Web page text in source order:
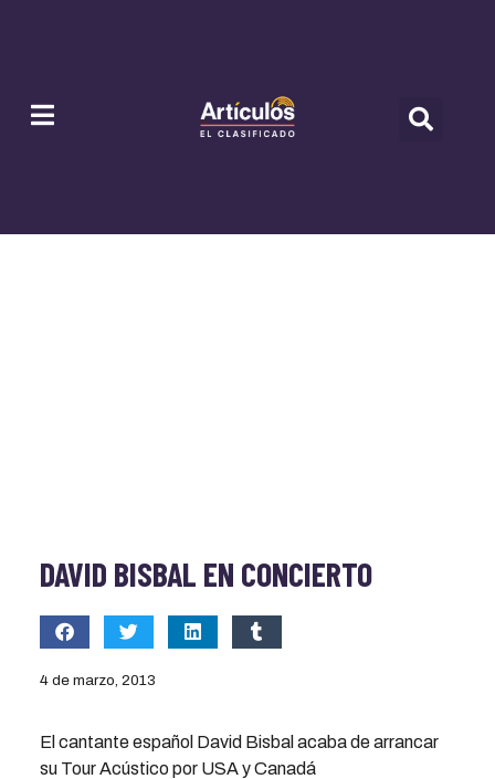
DAVID BISBAL EN CONCIERTO
4 de marzo, 2013
El cantante español David Bisbal acaba de arrancar
su Tour Acústico por USA y Canadá